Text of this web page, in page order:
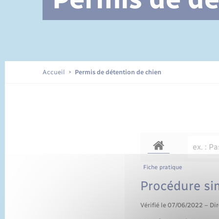
Documents d’identité
Accueil Permis de détention de chien
Fiche pratique
Procédure
Vérifié le 07/06/2022 –